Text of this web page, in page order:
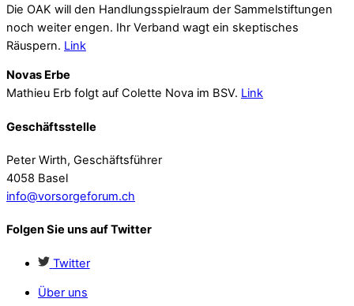
Die OAK will den Handlungsspielraum der Sammelstiftungen
noch weiter engen. Ihr Verband wagt ein skeptisches
Räuspern. Link
Novas Erbe
Mathieu Erb folgt auf Colette Nova im BSV. Link
Geschäftsstelle
Peter Wirth, Geschäftsführer
4058 Basel
info@vorsorgeforum.ch
Folgen Sie uns auf Twitter
Twitter
Über uns